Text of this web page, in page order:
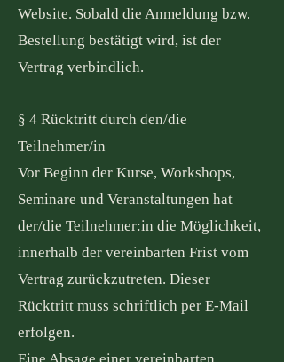
Website. Sobald die Anmeldung bzw.
Bestellung bestätigt wird, ist der
Vertrag verbindlich.
§ 4 Rücktritt durch den/die
Teilnehmer/in
Vor Beginn der Kurse, Workshops,
Seminare und Veranstaltungen hat
der/die Teilnehmer:in die Möglichkeit,
innerhalb der vereinbarten Frist vom
Vertrag zurückzutreten. Dieser
Rücktritt muss schriftlich per E-Mail
erfolgen.